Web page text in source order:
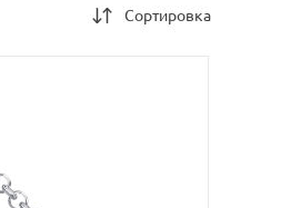
Сортировка